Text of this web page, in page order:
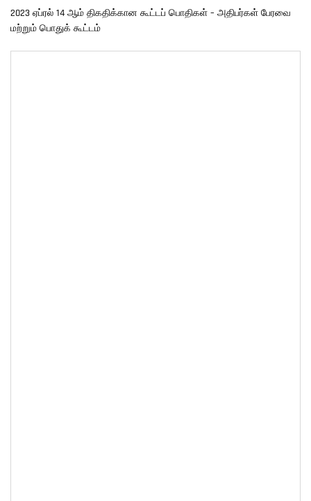
2023 ஏப்ரல் 14 ஆம் திகதிக்கான கூட்டப் பொதிகள் – அதிபர்கள் பேரவை
மற்றும் பொதுக் கூட்டம்